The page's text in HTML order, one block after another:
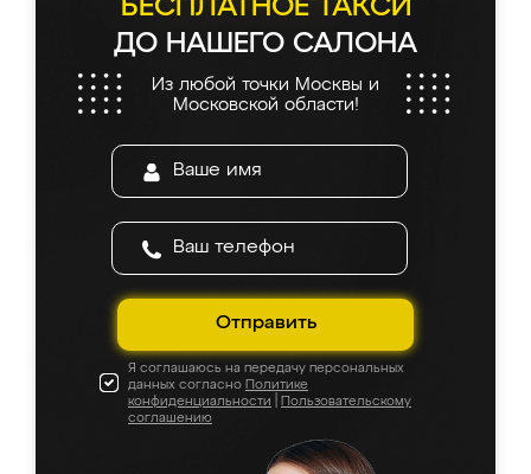
БЕСПЛАТНОЕ ТАКСИ
ДО НАШЕГО САЛОНА
Из любой точки Москвы и
Московской области!
Отправить
Я соглашаюсь на передачу персональных
данных согласно Политике
конфиденциальности
Пользовательскому
соглашению